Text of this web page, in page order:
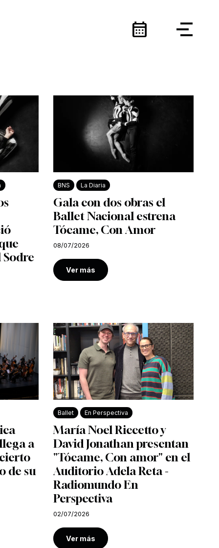
calendar_month
BNS La Diaria
Gala con dos obras el
Ballet Nacional estrena
Tócame, Con Amor
08/07/2026
Ver más
a
de su
Ballet En Perspectiva
María Noel Riccetto y
David Jonathan presentan
"Tócame, Con amor" en el
Auditorio Adela Reta -
Radiomundo En
Perspectiva
02/07/2026
Ver más